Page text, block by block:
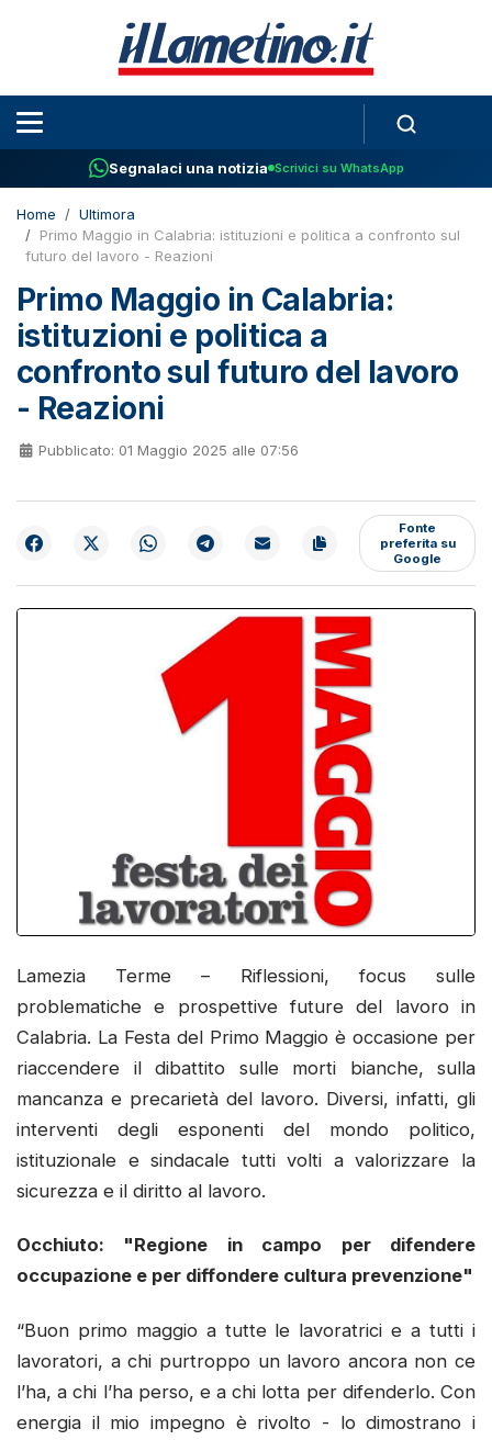
Segnalaci una notizia Scrivici su WhatsApp
Home
Ultimora
Primo Maggio in Calabria: istituzioni e politica a confronto sul
futuro del lavoro - Reazioni
Primo Maggio in Calabria:
istituzioni e politica a
confronto sul futuro del lavoro
- Reazioni
Pubblicato: 01 Maggio 2025 alle 07:56
Fonte
preferita su
Google
Lamezia Terme – Riflessioni, focus sulle
problematiche e prospettive future del lavoro in
Calabria. La Festa del Primo Maggio è occasione per
riaccendere il dibattito sulle morti bianche, sulla
mancanza e precarietà del lavoro. Diversi, infatti, gli
interventi degli esponenti del mondo politico,
istituzionale e sindacale tutti volti a valorizzare la
sicurezza e il diritto al lavoro.
Occhiuto: "Regione in campo per difendere
occupazione e per diffondere cultura prevenzione"
“Buon primo maggio a tutte le lavoratrici e a tutti i
lavoratori, a chi purtroppo un lavoro ancora non ce
l’ha, a chi l’ha perso, e a chi lotta per difenderlo. Con
energia il mio impegno è rivolto - lo dimostrano i